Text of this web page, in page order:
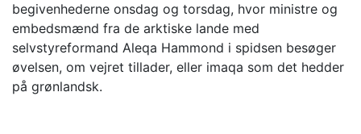
begivenhederne onsdag og torsdag, hvor ministre og
embedsmænd fra de arktiske lande med
selvstyreformand Aleqa Hammond i spidsen besøger
øvelsen, om vejret tillader, eller imaqa som det hedder
på grønlandsk.